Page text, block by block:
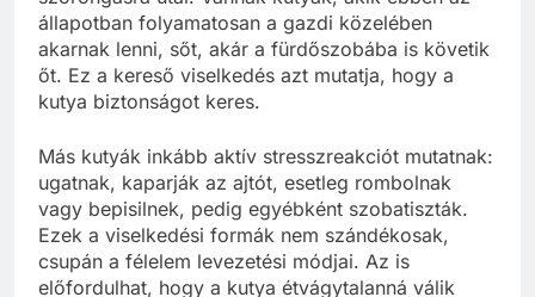
állapotban folyamatosan a gazdi közelében
akarnak lenni, sőt, akár a fürdőszobába is követik
őt. Ez a kereső viselkedés azt mutatja, hogy a
kutya biztonságot keres.
Más kutyák inkább aktív stresszreakciót mutatnak:
ugatnak, kaparják az ajtót, esetleg rombolnak
vagy bepisilnek, pedig egyébként szobatiszták.
Ezek a viselkedési formák nem szándékosak,
csupán a félelem levezetési módjai. Az is
előfordulhat, hogy a kutya étvágytalanná válik